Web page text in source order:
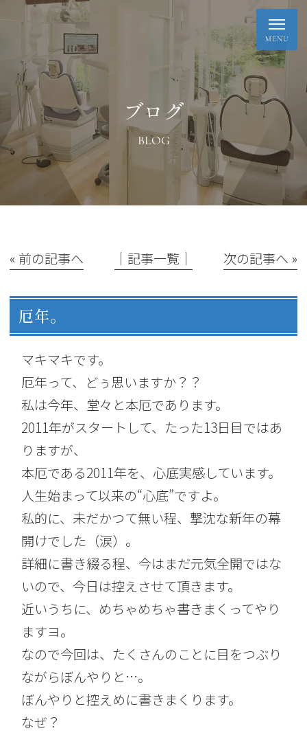
ブログ
BLOG
« 前の記事へ │記事一覧│ 次の記事へ »
厄年。
マキマキです。
厄年って、どぅ思いますか？？
私は今年、堂々と本厄であります。
2011年がスタートして、たった13日目ではあ
りますが、
本厄である2011年を、心底実感しています。
人生始まって以来の“心底”ですよ。
私的に、未だかつて無い程、撃沈な新年の幕
開けでした（涙）。
詳細に書き綴る程、今はまだ元気全開ではな
いので、今日は控えさせて頂きます。
近いうちに、めちゃめちゃ書きまくってやり
ますヨ。
なので今回は、たくさんのことに目をつぶり
ながらぼんやりと…。
ぼんやりと控えめに書きまくります。
なぜ？